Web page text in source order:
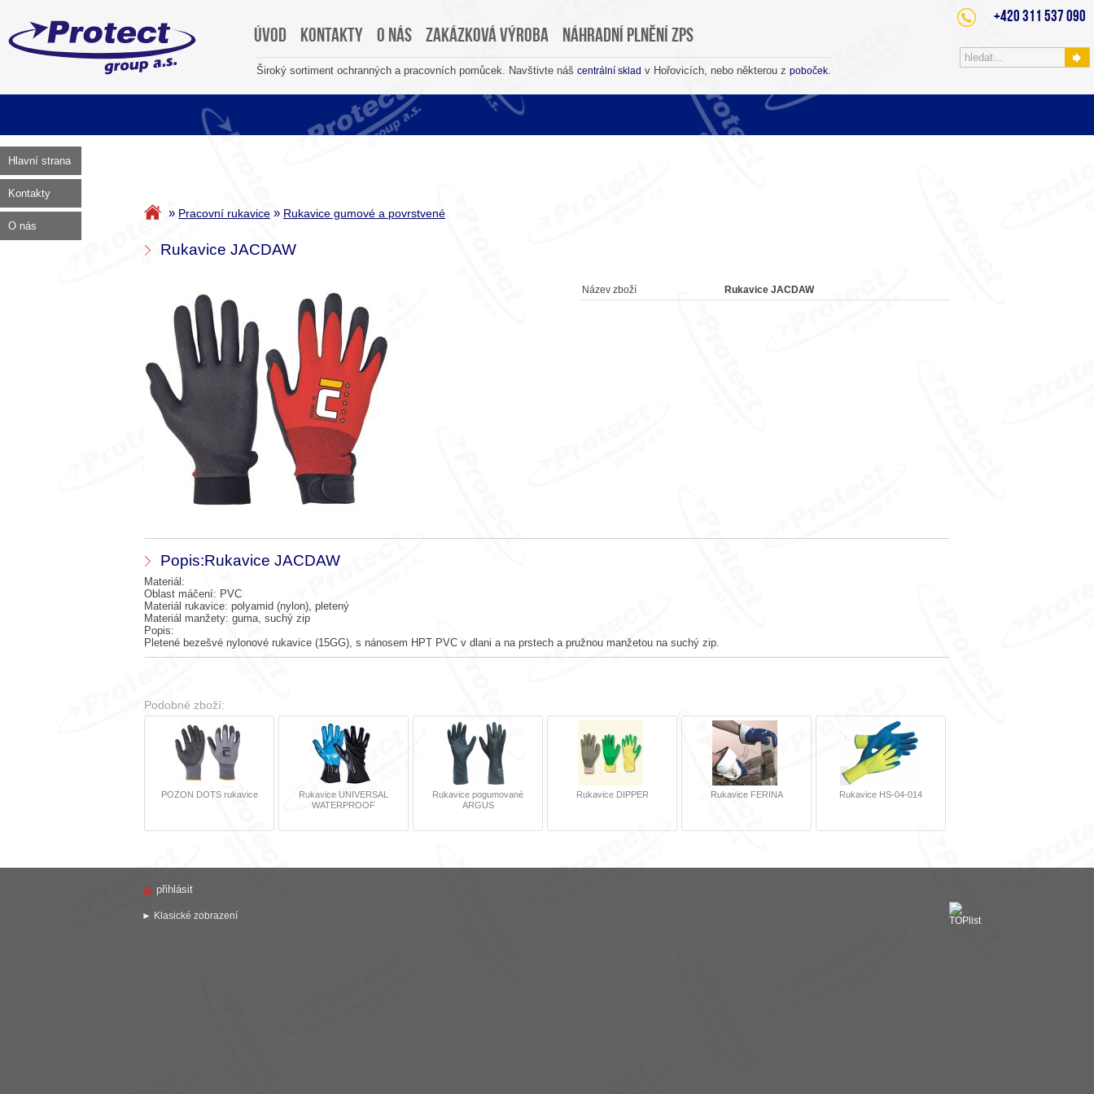
» Pracovní rukavice » Rukavice gumové a povrstvené
Rukavice JACDAW
Název zboží Rukavice JACDAW
Popis:Rukavice JACDAW
Materiál:
Oblast máčení: PVC
Materiál rukavice: polyamid (nylon), pletený
Materiál manžety: guma, suchý zip
Popis:
Pletené bezešvé nylonové rukavice (15GG), s nánosem HPT PVC v dlani a na prstech a pružnou manžetou na suchý zip.
Podobné zboží:
POZON DOTS rukavice
Rukavice UNIVERSAL
WATERPROOF
Rukavice pogumované
ARGUS
Rukavice DIPPER Rukavice FERINA Rukavice HS-04-014
Hlavní strana
Kontakty
O nás
Úvod Kontakty O nás Zakázková výroba Náhradní plnění ZPS
+420 311 537 090
Široký sortiment ochranných a pracovních pomůcek. Navštivte náš centrální sklad v Hořovicích, nebo některou z poboček.